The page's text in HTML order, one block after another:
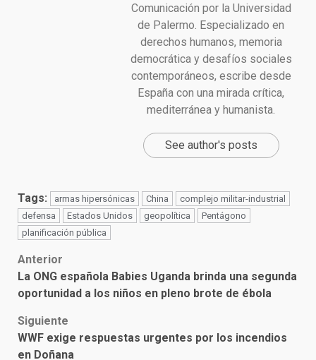
Comunicación por la Universidad
de Palermo. Especializado en
derechos humanos, memoria
democrática y desafíos sociales
contemporáneos, escribe desde
España con una mirada crítica,
mediterránea y humanista.
See author's posts
Tags: armas hipersónicas China
complejo militar-industrial
defensa
Estados Unidos geopolítica
Pentágono
planificación pública
Post
navigation
Anterior
La ONG española Babies Uganda brinda una segunda
oportunidad a los niños en pleno brote de ébola
Siguiente
WWF exige respuestas urgentes por los incendios
en Doñana